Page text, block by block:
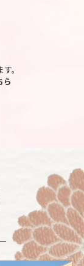
。
ら